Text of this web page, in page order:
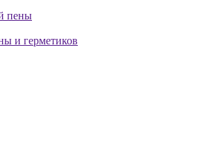
пены
и герметиков